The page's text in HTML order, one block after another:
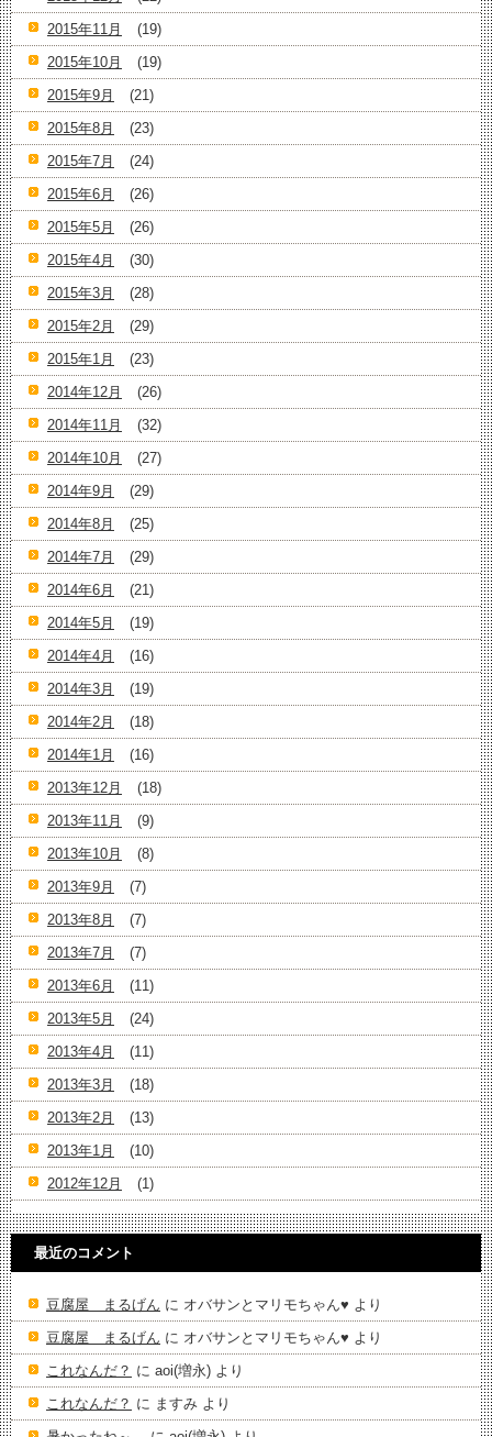
2015年11月
(19)
2015年10月
(19)
2015年9月
(21)
2015年8月
(23)
2015年7月
(24)
2015年6月
(26)
2015年5月
(26)
2015年4月
(30)
2015年3月
(28)
2015年2月
(29)
2015年1月
(23)
2014年12月
(26)
2014年11月
(32)
2014年10月
(27)
2014年9月
(29)
2014年8月
(25)
2014年7月
(29)
2014年6月
(21)
2014年5月
(19)
2014年4月
(16)
2014年3月
(19)
2014年2月
(18)
2014年1月
(16)
2013年12月
(18)
2013年11月
(9)
2013年10月
(8)
2013年9月
(7)
2013年8月
(7)
2013年7月
(7)
2013年6月
(11)
2013年5月
(24)
2013年4月
(11)
2013年3月
(18)
2013年2月
(13)
2013年1月
(10)
2012年12月
(1)
最近のコメント
豆腐屋 まるげん に オバサンとマリモちゃん♥️ より
豆腐屋 まるげん に オバサンとマリモちゃん♥️ より
これなんだ？ に aoi(増永) より
これなんだ？ に ますみ より